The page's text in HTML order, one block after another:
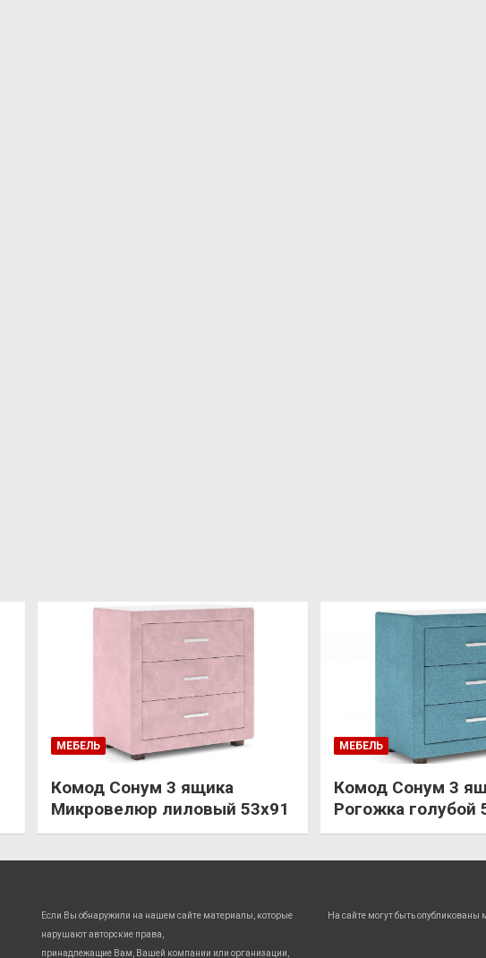
МЕБЕЛЬ
Комод Сонум 3 ящика
Микровелюр лиловый 53х91
МЕБЕЛЬ
Комод Сонум 3
Рогожка голубой
Если Вы обнаружили на нашем сайте материалы, которые
нарушают авторские права,
принадлежащие Вам, Вашей компании или организации,
На сайте могут быть опубликованы